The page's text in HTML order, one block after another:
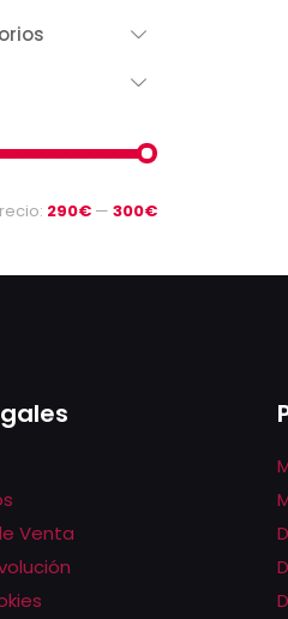
290€— 300€
Venta